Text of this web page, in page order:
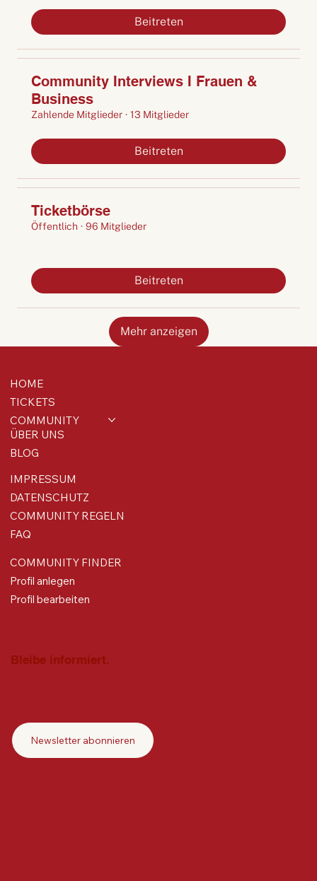
Beitreten
Community Interviews I Frauen &
Business
Zahlende Mitglieder · 13 Mitglieder
Beitreten
Ticketbörse
Öffentlich · 96 Mitglieder
Beitreten
Mehr anzeigen
Bleibe informiert.
Newsletter abonnieren
HOME
TICKETS
COMMUNITY
ÜBER UNS
BLOG
IMPRESSUM
DATENSCHUTZ
COMMUNITY REGELN
FAQ
COMMUNITY FINDER
Profil anlegen
Profil bearbeiten